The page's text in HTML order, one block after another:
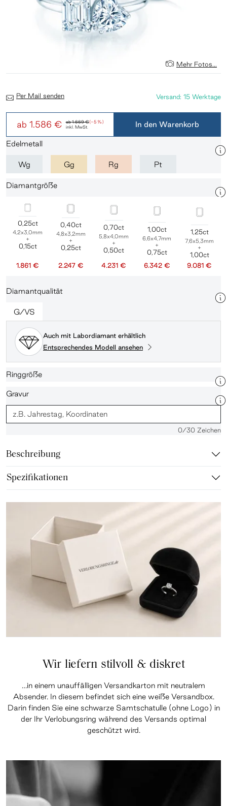
Mehr Fotos...
ab1.669 €(-5 %)
ab 1.586 € inkl. MwSt.
Versand: 15 Werktage
Per Mail senden
In den Warenkorb
Edelmetall
Wg Gg Rg Pt
Diamantgröße
0,25ct
4,2x3,0mm
+
0,15ct
1.861 €
0,40ct
4,8x3,2mm
+
0,25ct
2.247 €
0,70ct
5,8x4,0mm
+
0,50ct
4.231 €
1,00ct
6,6x4,7mm
+
0,75ct
6.342 €
1,25ct
7,6x5,3mm
+
1,00ct
9.081 €
Diamantqualität
G/VS
Auch mit Labordiamant erhältlich
Entsprechendes Modell ansehen
Ringgröße
Gravur
0/30 Zeichen
Beschreibung
Spezifikationen
Wir liefern stilvoll & diskret
…in einem unauffälligen Versandkarton mit neutralem
Absender. In diesem befindet sich eine weiße Versandbox.
Darin finden Sie eine schwarze Samtschatulle (ohne Logo) in
der Ihr Verlobungsring während des Versands optimal
geschützt wird.